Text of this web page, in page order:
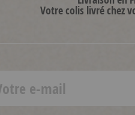
Votre colis livré chez